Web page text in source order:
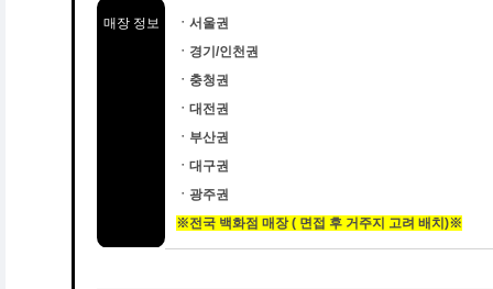
매장 정보
ㆍ서울권
ㆍ경기/인천권
ㆍ충청권
ㆍ대전권
ㆍ부산권
ㆍ대구권
ㆍ광주권
※전국 백화점 매장 ( 면접 후 거주지 고려 배치)※